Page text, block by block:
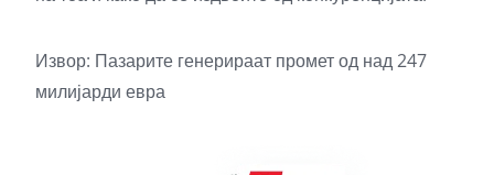
Извор: Пазарите генерираат промет од над 247
милијарди евра